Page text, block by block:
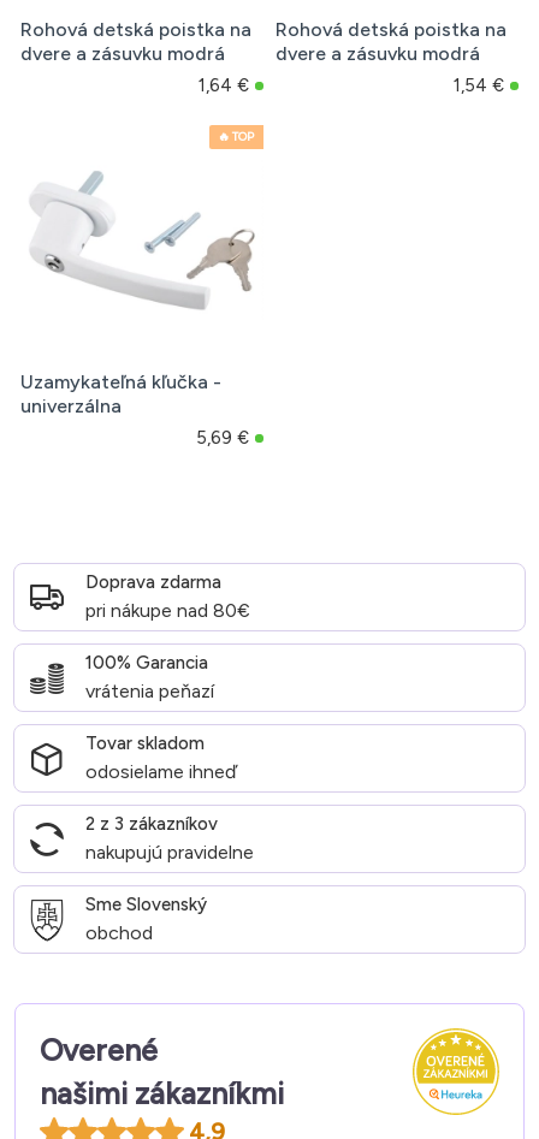
Rohová detská poistka na
dvere a zásuvku modrá
1,64 €
Rohová detská poistka na
dvere a zásuvku modrá
1,54 €
🔥 TOP
Uzamykateľná kľučka -
univerzálna
5,69 €
Doprava zdarma
pri nákupe nad 80€
100% Garancia
vrátenia peňazí
Tovar skladom
odosielame ihneď
2 z 3 zákazníkov
nakupujú pravidelne
Sme Slovenský
obchod
Overené
našimi zákazníkmi
4,9